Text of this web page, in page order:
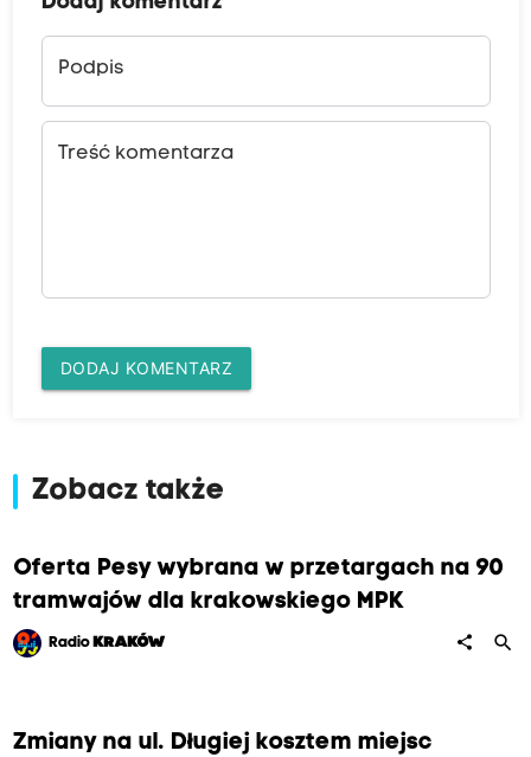
Podpis
Treść komentarza
DODAJ KOMENTARZ
Zobacz także
Oferta Pesy wybrana w przetargach na 90
tramwajów dla krakowskiego MPK
Radio KRAKÓW share search
Zmiany na ul. Długiej kosztem miejsc